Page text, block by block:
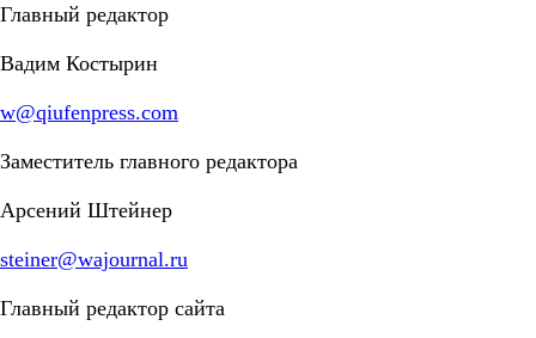
Главный редактор
Вадим Костырин
w@qiufenpress.com
Заместитель главного редактора
Арсений Штейнер
steiner@wajournal.ru
Главный редактор сайта